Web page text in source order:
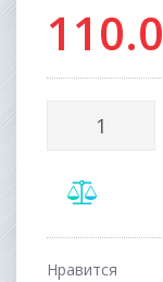
110.0
Нравится